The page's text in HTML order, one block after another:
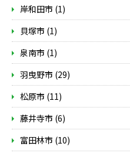
岸和田市 (1)
貝塚市 (1)
泉南市 (1)
羽曳野市 (29)
松原市 (11)
藤井寺市 (6)
富田林市 (10)